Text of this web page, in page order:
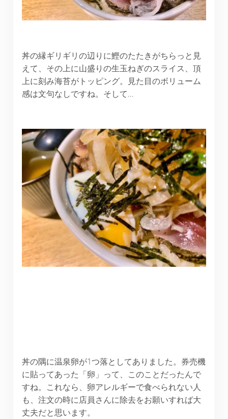
丼の縁ギリギリの辺りに鰹のたたきがちらっと見
えて、その上に山盛りの生玉ねぎのスライス、頂
上に刻み海苔がトッピング。見た目のボリューム
感は文句なしですね。そして…
丼の隅に温泉卵が1つ落としてありました。券売機
に貼ってあった「卵」って、このことだったんで
すね。これなら、卵アレルギーで食べられない人
も、注文の時に店員さんに除去をお願いすれば大
丈夫だと思います。